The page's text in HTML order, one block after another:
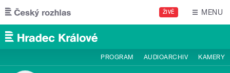
Přejít k hlavnímu obsahu
ŽIVĚ MENU
PROGRAM AUDIOARCHIV KAMERY